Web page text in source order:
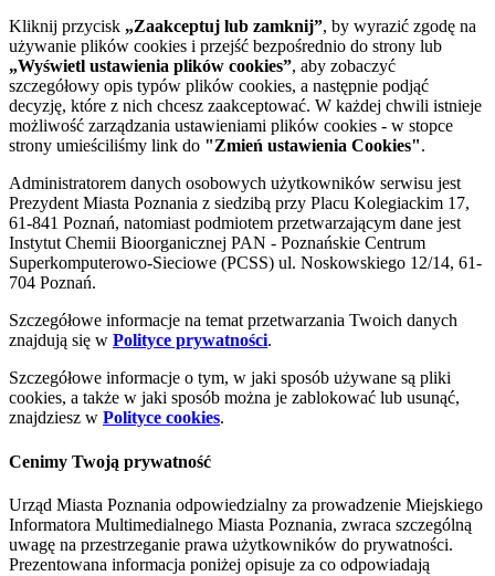
Kliknij przycisk „Zaakceptuj lub zamknij”, by wyrazić zgodę na
używanie plików cookies i przejść bezpośrednio do strony lub
„Wyświetl ustawienia plików cookies”, aby zobaczyć
szczegółowy opis typów plików cookies, a następnie podjąć
decyzję, które z nich chcesz zaakceptować. W każdej chwili istnieje
możliwość zarządzania ustawieniami plików cookies - w stopce
strony umieściliśmy link do "Zmień ustawienia Cookies".
Administratorem danych osobowych użytkowników serwisu jest
Prezydent Miasta Poznania z siedzibą przy Placu Kolegiackim 17,
61-841 Poznań, natomiast podmiotem przetwarzającym dane jest
Instytut Chemii Bioorganicznej PAN - Poznańskie Centrum
Superkomputerowo-Sieciowe (PCSS) ul. Noskowskiego 12/14, 61-
704 Poznań.
Szczegółowe informacje na temat przetwarzania Twoich danych
znajdują się w Polityce prywatności.
Szczegółowe informacje o tym, w jaki sposób używane są pliki
cookies, a także w jaki sposób można je zablokować lub usunąć,
znajdziesz w Polityce cookies.
Cenimy Twoją prywatność
Urząd Miasta Poznania odpowiedzialny za prowadzenie Miejskiego
Informatora Multimedialnego Miasta Poznania, zwraca szczególną
uwagę na przestrzeganie prawa użytkowników do prywatności.
Prezentowana informacja poniżej opisuje za co odpowiadają